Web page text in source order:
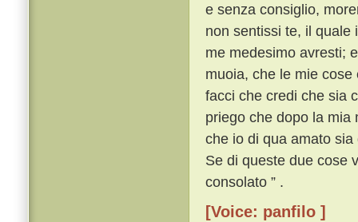
e senza consiglio,
non sentissi te, il quale
me medesimo avresti;
muoia, che le mie
facci che credi che sia
priego che dopo la mia
che io di qua amato
Se di queste due cose
consolato ” .
[Voice: panfilo ]